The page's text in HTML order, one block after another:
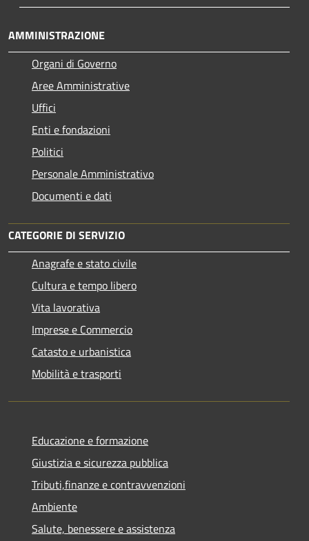
AMMINISTRAZIONE
Organi di Governo
Aree Amministrative
Uffici
Enti e fondazioni
Politici
Personale Amministrativo
Documenti e dati
CATEGORIE DI SERVIZIO
Anagrafe e stato civile
Cultura e tempo libero
Vita lavorativa
Imprese e Commercio
Catasto e urbanistica
Mobilità e trasporti
Educazione e formazione
Giustizia e sicurezza pubblica
Tributi,finanze e contravvenzioni
Ambiente
Salute, benessere e assistenza